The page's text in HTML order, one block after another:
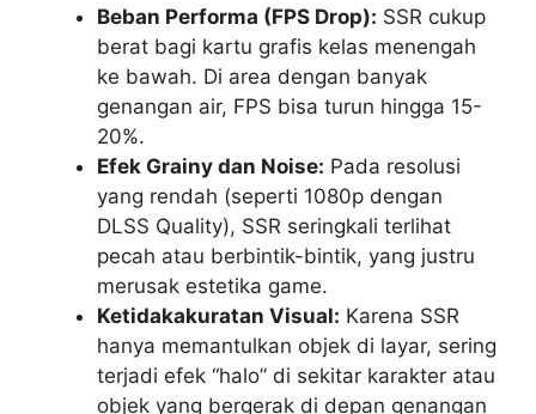
Beban Performa (FPS Drop): SSR cukup
berat bagi kartu grafis kelas menengah
ke bawah. Di area dengan banyak
genangan air, FPS bisa turun hingga 15-
20%.
Efek Grainy dan Noise: Pada resolusi
yang rendah (seperti 1080p dengan
DLSS Quality), SSR seringkali terlihat
pecah atau berbintik-bintik, yang justru
merusak estetika game.
Ketidakakuratan Visual: Karena SSR
hanya memantulkan objek di layar, sering
terjadi efek “halo” di sekitar karakter atau
objek yang bergerak di depan genangan